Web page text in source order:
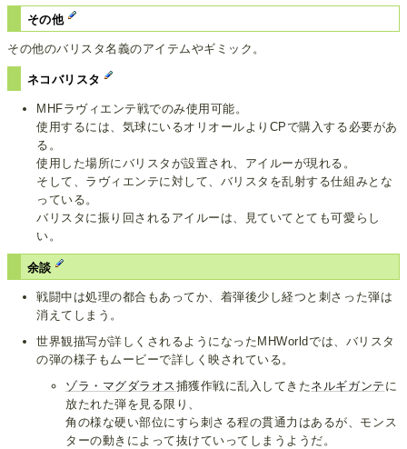
その他
その他のバリスタ名義のアイテムやギミック。
ネコバリスタ
MHFラヴィエンテ戦でのみ使用可能。
使用するには、気球にいるオリオールよりCPで購入する必要があ
る。
使用した場所にバリスタが設置され、アイルーが現れる。
そして、ラヴィエンテに対して、バリスタを乱射する仕組みとな
っている。
バリスタに振り回されるアイルーは、見ていてとても可愛らし
い。
余談
戦闘中は処理の都合もあってか、着弾後少し経つと刺さった弾は
消えてしまう。
世界観描写が詳しくされるようになったMHWorldでは、バリスタ
の弾の様子もムービーで詳しく映されている。
ゾラ・マグダラオス捕獲作戦に乱入してきたネルギガンテ に
放たれた弾を見る限り、
角の様な硬い部位にすら刺さる程の貫通力はあるが、モンス
ターの動きによって抜けていってしまうようだ。